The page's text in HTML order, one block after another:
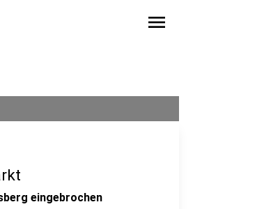
menu
eingebrochen